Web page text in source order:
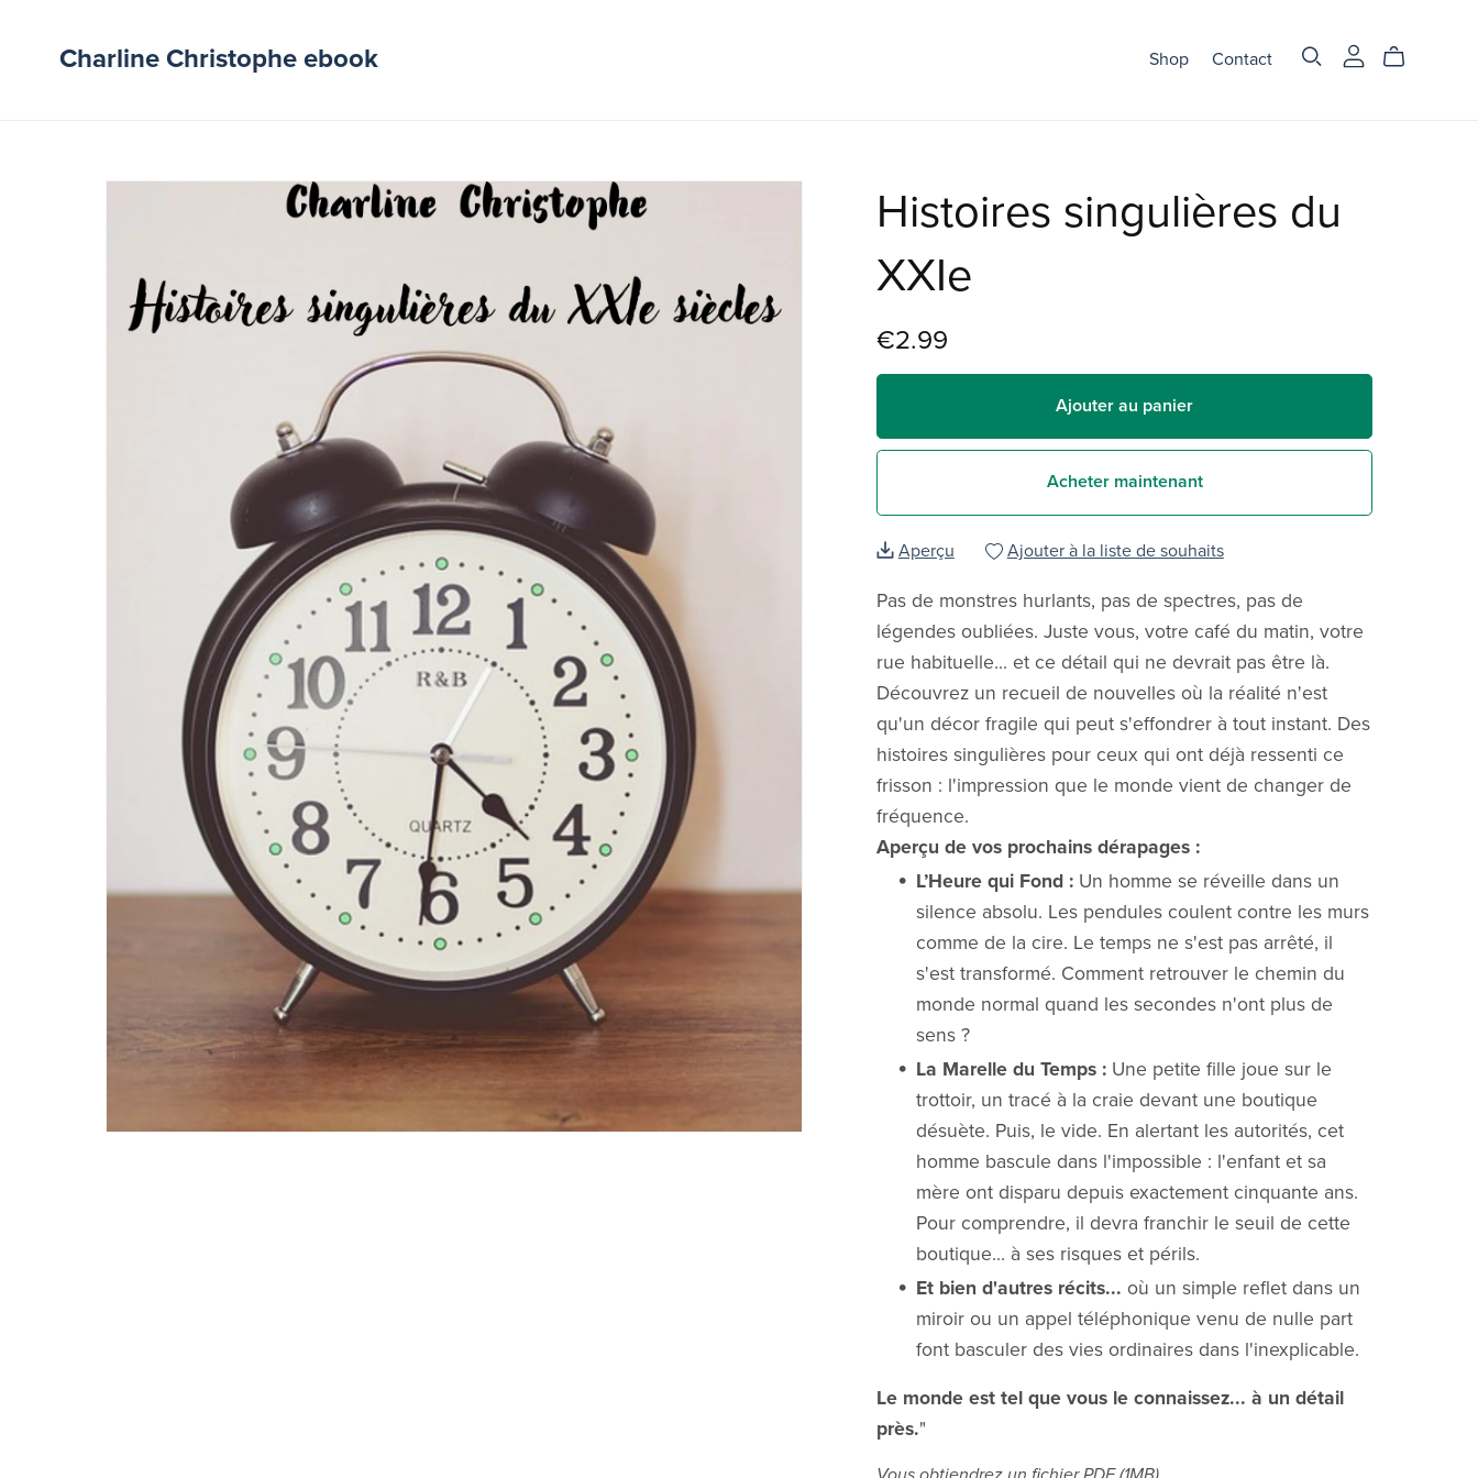
Charline Christophe ebook Shop Contact
Histoires singulières du
XXIe
€2.99
Ajouter au panier
Acheter maintenant
Aperçu Ajouter à la liste de souhaits
Pas de monstres hurlants, pas de spectres, pas de
légendes oubliées. Juste vous, votre café du matin, votre
rue habituelle... et ce détail qui ne devrait pas être là.
Découvrez un recueil de nouvelles où la réalité n'est
qu'un décor fragile qui peut s'effondrer à tout instant. Des
histoires singulières pour ceux qui ont déjà ressenti ce
frisson : l'impression que le monde vient de changer de
fréquence.
Aperçu de vos prochains dérapages :
L’Heure qui Fond : Un homme se réveille dans un
silence absolu. Les pendules coulent contre les murs
comme de la cire. Le temps ne s'est pas arrêté, il
s'est transformé. Comment retrouver le chemin du
monde normal quand les secondes n'ont plus de
sens ?
La Marelle du Temps : Une petite fille joue sur le
trottoir, un tracé à la craie devant une boutique
désuète. Puis, le vide. En alertant les autorités, cet
homme bascule dans l'impossible : l'enfant et sa
mère ont disparu depuis exactement cinquante ans.
Pour comprendre, il devra franchir le seuil de cette
boutique... à ses risques et périls.
Et bien d'autres récits... où un simple reflet dans un
miroir ou un appel téléphonique venu de nulle part
font basculer des vies ordinaires dans l'inexplicable.
Le monde est tel que vous le connaissez... à un détail
près."